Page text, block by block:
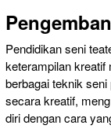
Pendidikan seni
keterampilan kreatif
berbagai teknik
secara kreatif,
diri dengan cara